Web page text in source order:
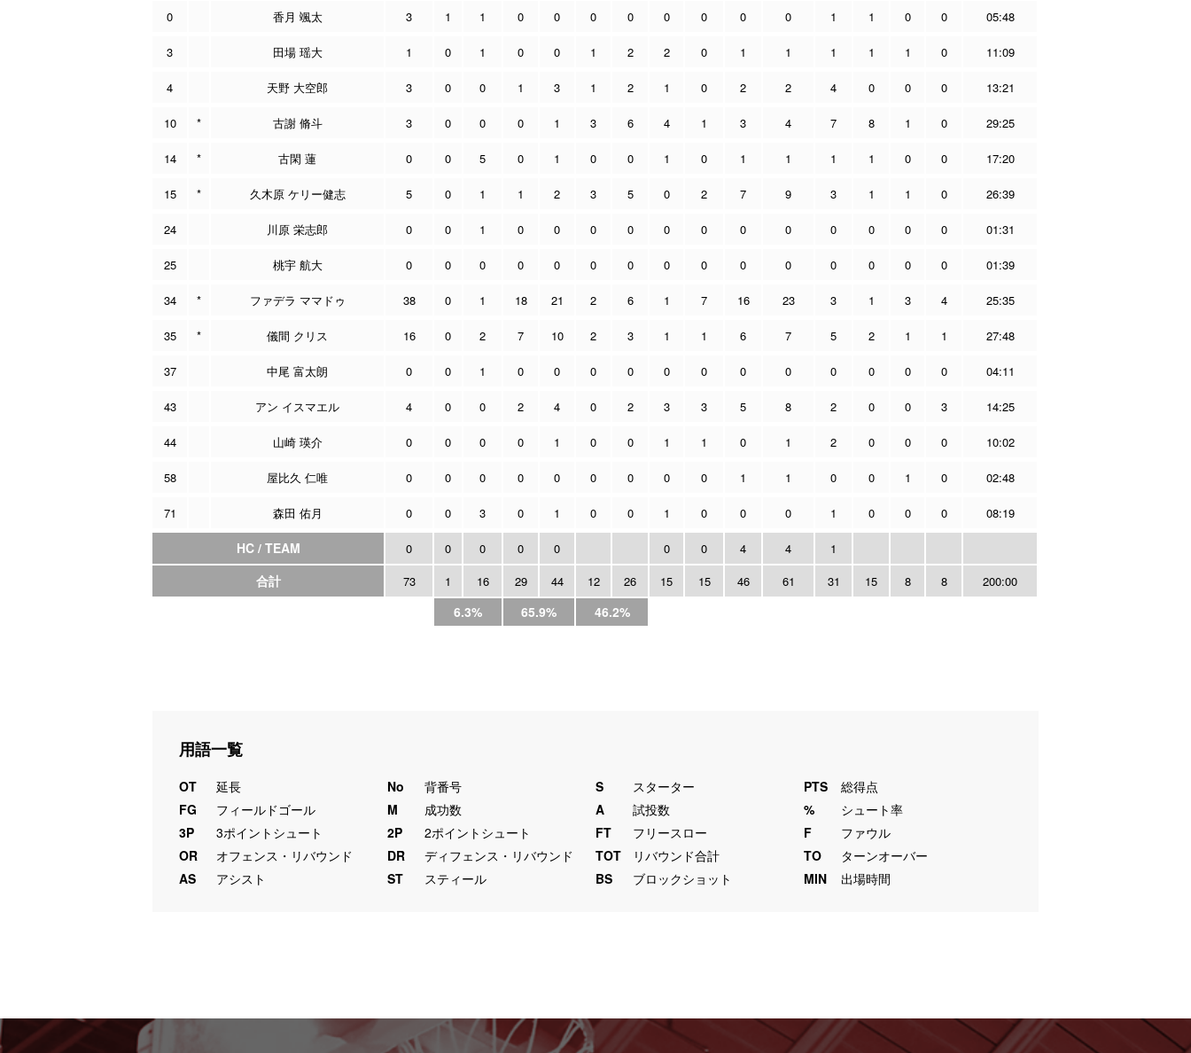
0 香月 颯太 3 1 1 0 0 0 0 0 0 0 0 1 1 0 0 05:48
3 田場 瑶大 1 0 1 0 0 1 2 2 0 1 1 1 1 1 0 11:09
4 天野 大空郎 3 0 0 1 3 1 2 1 0 2 2 4 0 0 0 13:21
10 * 古謝 脩斗 3 0 0 0 1 3 6 4 1 3 4 7 8 1 0 29:25
14 * 古閑 蓮 0 0 5 0 1 0 0 1 0 1 1 1 1 0 0 17:20
15 * 久木原 ケリー健志 5 0 1 1 2 3 5 0 2 7 9 3 1 1 0 26:39
24 川原 栄志郎 0 0 1 0 0 0 0 0 0 0 0 0 0 0 0 01:31
25 桃宇 航大 0 0 0 0 0 0 0 0 0 0 0 0 0 0 0 01:39
34 * ファデラ ママドゥ 38 0 1 18 21 2 6 1 7 16 23 3 1 3 4 25:35
35 * 儀間 クリス 16 0 2 7 10 2 3 1 1 6 7 5 2 1 1 27:48
37 中尾 富太朗 0 0 1 0 0 0 0 0 0 0 0 0 0 0 0 04:11
43 アン イスマエル 4 0 0 2 4 0 2 3 3 5 8 2 0 0 3 14:25
44 山崎 瑛介 0 0 0 0 1 0 0 1 1 0 1 2 0 0 0 10:02
58 屋比久 仁唯 0 0 0 0 0 0 0 0 0 1 1 0 0 1 0 02:48
71 森田 佑月 0 0 3 0 1 0 0 1 0 0 0 1 0 0 0 08:19
HC / TEAM 0 0 0 0 0 0 0 4 4 1
合計 73 1 16 29 44 12 26 15 15 46 61 31 15 8 8 200:00
6.3% 65.9% 46.2%
用語一覧
OT 延長 No 背番号 S スターター PTS
総得点
FG
フィールドゴール M 成功数 A 試投数 %
シュート率
3P
3ポイントシュート 2P 2ポイントシュート FT フリースロー F
ファウル
OR
オフェンス・リバウンド DR ディフェンス・リバウンド TOT リバウンド合計 TO
ターンオーバー
AS
アシスト ST スティール BS ブロックショット MIN 出場時間